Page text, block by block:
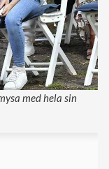
med hela sin